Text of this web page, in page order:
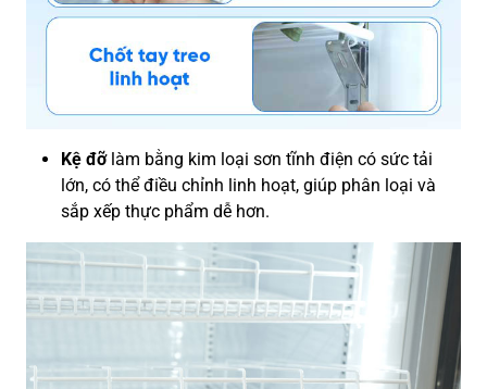
Kệ đỡlàm bằng kim loại sơn tĩnh điện có sức tải
lớn, có thể điều chỉnh linh hoạt, giúp phân loại và
sắp xếp thực phẩm dễ hơn.